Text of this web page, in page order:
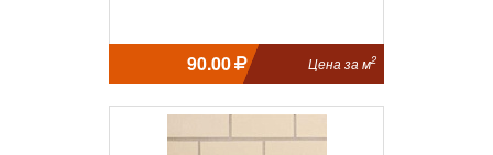
90.00 Цена за м2